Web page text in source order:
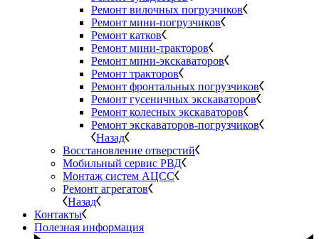
Ремонт вилочных погрузчиков
Ремонт мини-погрузчиков
Ремонт катков
Ремонт мини-тракторов
Ремонт мини-экскаваторов
Ремонт тракторов
Ремонт фронтальных погрузчиков
Ремонт гусеничных экскаваторов
Ремонт колесных экскаваторов
Ремонт экскаваторов-погрузчиков
Назад
Восстановление отверстий
Мобильный сервис РВД
Монтаж систем АЦСС
Ремонт агрегатов
Назад
Контакты
Полезная информация